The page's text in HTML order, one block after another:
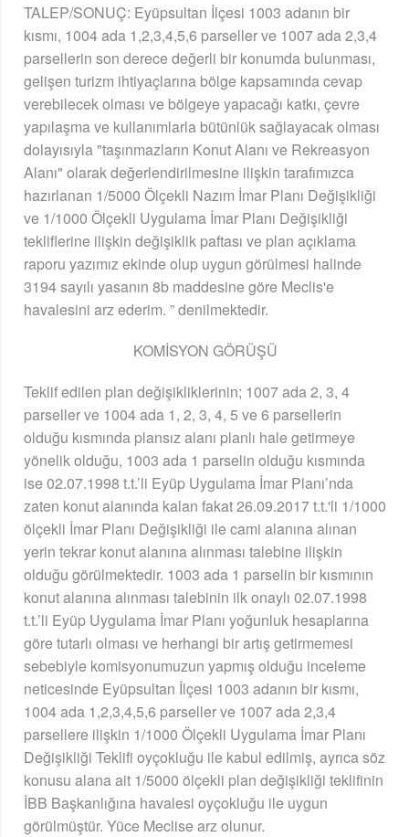
TALEP/SONUÇ: Eyüpsultan İlçesi 1003 adanın bir
kısmı, 1004 ada 1,2,3,4,5,6 parseller ve 1007 ada 2,3,4
parsellerin son derece değerli bir konumda bulunması,
gelişen turizm ihtiyaçlarına bölge kapsamında cevap
verebilecek olması ve bölgeye yapacağı katkı, çevre
yapılaşma ve kullanımlarla bütünlük sağlayacak olması
dolayısıyla "taşınmazların Konut Alanı ve Rekreasyon
Alanı" olarak değerlendirilmesine ilişkin tarafımızca
hazırlanan 1/5000 Ölçekli Nazım İmar Planı Değişikliği
ve 1/1000 Ölçekli Uygulama İmar Planı Değişikliği
tekliflerine ilişkin değişiklik paftası ve plan açıklama
raporu yazımız ekinde olup uygun görülmesi halinde
3194 sayılı yasanın 8b maddesine göre Meclis'e
havalesini arz ederim. ” denilmektedir.
KOMİSYON GÖRÜŞÜ
Teklif edilen plan değişikliklerinin; 1007 ada 2, 3, 4
parseller ve 1004 ada 1, 2, 3, 4, 5 ve 6 parsellerin
olduğu kısmında plansız alanı planlı hale getirmeye
yönelik olduğu, 1003 ada 1 parselin olduğu kısmında
ise 02.07.1998 t.t.’li Eyüp Uygulama İmar Planı’nda
zaten konut alanında kalan fakat 26.09.2017 t.t.'li 1/1000
ölçekli İmar Planı Değişikliği ile cami alanına alınan
yerin tekrar konut alanına alınması talebine ilişkin
olduğu görülmektedir. 1003 ada 1 parselin bir kısmının
konut alanına alınması talebinin ilk onaylı 02.07.1998
t.t.’li Eyüp Uygulama İmar Planı yoğunluk hesaplarına
göre tutarlı olması ve herhangi bir artış getirmemesi
sebebiyle komisyonumuzun yapmış olduğu inceleme
neticesinde Eyüpsultan İlçesi 1003 adanın bir kısmı,
1004 ada 1,2,3,4,5,6 parseller ve 1007 ada 2,3,4
parsellere ilişkin 1/1000 Ölçekli Uygulama İmar Planı
Değişikliği Teklifi oyçokluğu ile kabul edilmiş, ayrıca söz
konusu alana ait 1/5000 ölçekli plan değişikliği teklifinin
İBB Başkanlığına havalesi oyçokluğu ile uygun
görülmüştür. Yüce Meclise arz olunur.